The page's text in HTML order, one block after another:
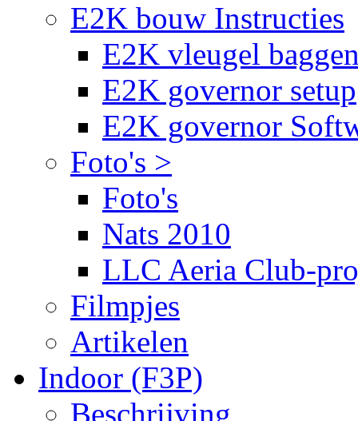
E2K bouw Instructies
E2K vleugel
E2K governor setup
E2K governor
Foto's >
Foto's
Nats 2010
LLC Aeria Club-
Filmpjes
Artikelen
Indoor (F3P)
Beschrijving